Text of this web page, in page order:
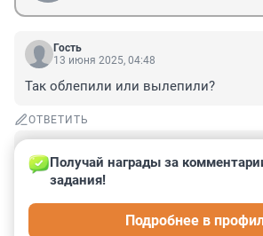
Гость
13 июня 2025, 04:48
Так облепили или вылепили?
ОТВЕТИТЬ
11 июня 2025, 09:47
напомню, что хулигана, который 10
голову (и которую все эти годы не
никак не наказали, хотя он был
Получай награды за
задания!
Подробнее в